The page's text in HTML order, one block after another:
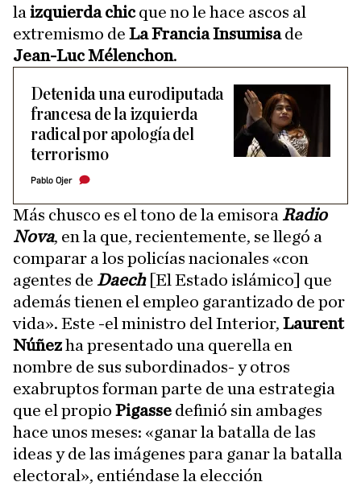
la izquierda chicque no le hace ascos al
extremismo de La Francia Insumisade
Jean-Luc Mélenchon.
Detenida una eurodiputada
francesa de la izquierda
radical por apología del
terrorismo
Pablo Ojer
Más chusco es el tono de la emisora Radio
Nova, en la que, recientemente, se llegó a
comparar a los policías nacionales «con
agentes de Daech[El Estado islámico] que
además tienen el empleo garantizado de por
vida». Este -el ministro del Interior, Laurent
Núñezha presentado una querella en
nombre de sus subordinados- y otros
exabruptos forman parte de una estrategia
que el propio Pigasse definió sin ambages
hace unos meses: «ganar la batalla de las
ideas y de las imágenes para ganar la batalla
electoral», entiéndase la elección